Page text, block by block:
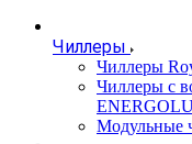
Чиллеры
Чиллеры
Чиллеры с
Модульные